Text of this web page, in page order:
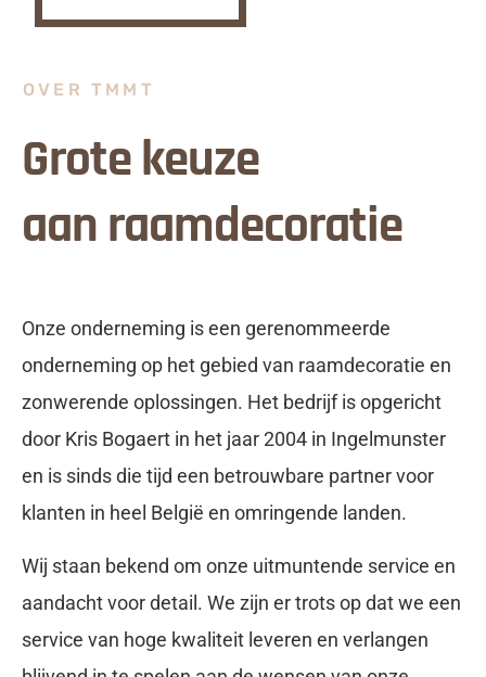
OVER TMMT
Grote keuze
aan raamdecoratie
Onze onderneming is een gerenommeerde
onderneming op het gebied van raamdecoratie en
zonwerende oplossingen. Het bedrijf is opgericht
door Kris Bogaert in het jaar 2004 in Ingelmunster
en is sinds die tijd een betrouwbare partner voor
klanten in heel België en omringende landen.
Wij staan bekend om onze uitmuntende service en
aandacht voor detail. We zijn er trots op dat we een
service van hoge kwaliteit leveren en verlangen